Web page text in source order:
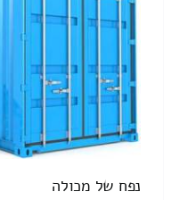
נפח של מכולה